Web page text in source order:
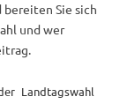
bereiten Sie sich
und wer
Landtagswahl